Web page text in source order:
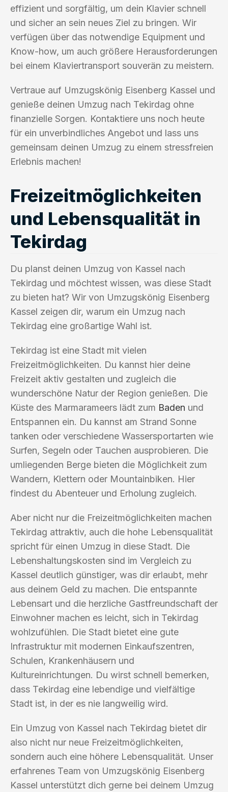
effizient und sorgfältig, um dein Klavier schnell
und sicher an sein neues Ziel zu bringen. Wir
verfügen über das notwendige Equipment und
Know-how, um auch größere Herausforderungen
bei einem Klaviertransport souverän zu meistern.
Vertraue auf Umzugskönig Eisenberg Kassel und
genieße deinen Umzug nach Tekirdag ohne
finanzielle Sorgen. Kontaktiere uns noch heute
für ein unverbindliches Angebot und lass uns
gemeinsam deinen Umzug zu einem stressfreien
Erlebnis machen!
Freizeitmöglichkeiten
und Lebensqualität in
Tekirdag
Du planst deinen Umzug von Kassel nach
Tekirdag und möchtest wissen, was diese Stadt
zu bieten hat? Wir von Umzugskönig Eisenberg
Kassel zeigen dir, warum ein Umzug nach
Tekirdag eine großartige Wahl ist.
Tekirdag ist eine Stadt mit vielen
Freizeitmöglichkeiten. Du kannst hier deine
Freizeit aktiv gestalten und zugleich die
wunderschöne Natur der Region genießen. Die
Küste des Marmarameers lädt zum Baden und
Entspannen ein. Du kannst am Strand Sonne
tanken oder verschiedene Wassersportarten wie
Surfen, Segeln oder Tauchen ausprobieren. Die
umliegenden Berge bieten die Möglichkeit zum
Wandern, Klettern oder Mountainbiken. Hier
findest du Abenteuer und Erholung zugleich.
Aber nicht nur die Freizeitmöglichkeiten machen
Tekirdag attraktiv, auch die hohe Lebensqualität
spricht für einen Umzug in diese Stadt. Die
Lebenshaltungskosten sind im Vergleich zu
Kassel deutlich günstiger, was dir erlaubt, mehr
aus deinem Geld zu machen. Die entspannte
Lebensart und die herzliche Gastfreundschaft der
Einwohner machen es leicht, sich in Tekirdag
wohlzufühlen. Die Stadt bietet eine gute
Infrastruktur mit modernen Einkaufszentren,
Schulen, Krankenhäusern und
Kultureinrichtungen. Du wirst schnell bemerken,
dass Tekirdag eine lebendige und vielfältige
Stadt ist, in der es nie langweilig wird.
Ein Umzug von Kassel nach Tekirdag bietet dir
also nicht nur neue Freizeitmöglichkeiten,
sondern auch eine höhere Lebensqualität. Unser
erfahrenes Team von Umzugskönig Eisenberg
Kassel unterstützt dich gerne bei deinem Umzug